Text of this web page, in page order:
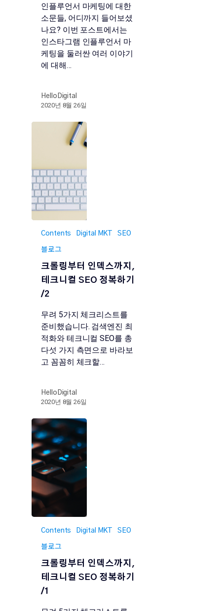
인플루언서 마케팅에 대한
소문들, 어디까지 들어보셨
나요? 이번 포스트에서는
인스타그램 인플루언서 마
케팅을 둘러싼 여러 이야기
에 대해…
HelloDigital
2020년 8월 26일
Contents Digital MKT SEO
블로그
크롤링부터 인덱스까지,
테크니컬 SEO 정복하기
/2
무려 5가지 체크리스트를
준비했습니다. 검색엔진 최
적화와 테크니컬 SEO를 총
다섯 가지 측면으로 바라보
고 꼼꼼히 체크할…
HelloDigital
2020년 8월 26일
Contents Digital MKT SEO
블로그
크롤링부터 인덱스까지,
테크니컬 SEO 정복하기
/1